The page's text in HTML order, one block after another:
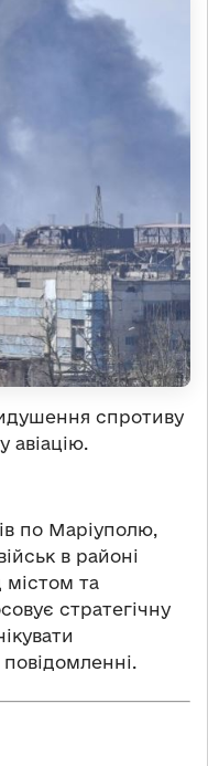
спротиву
авіацію.
по Маріуполю,
в районі
містом та
стратегічну